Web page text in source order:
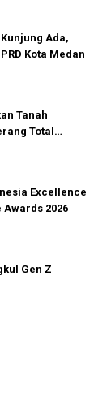
Ada,
Kota Medan
Tanah
Total
Excellence
2026
Gen Z